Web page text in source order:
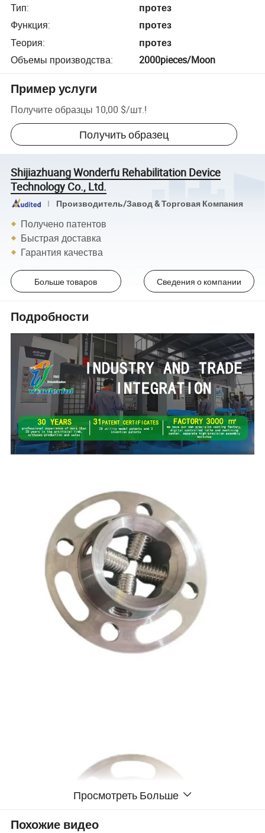
Тип:
протез
Функция:
протез
Теория:
протез
Объемы производства: 2000pieces/Moon
Пример услуги
Получите образцы 10,00 $/шт.!
Получить образец
Shijiazhuang Wonderfu Rehabilitation Device
Technology Co., Ltd.
Производитель/Завод & Торговая Компания
Получено патентов
Быстрая доставка
Гарантия качества
Больше товаров Сведения о компании
Подробности
Просмотреть Больше
Похожие видео